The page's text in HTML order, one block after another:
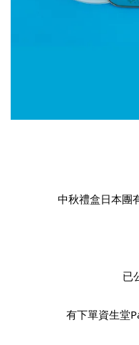
中秋禮盒日本團
已
有下單資生堂